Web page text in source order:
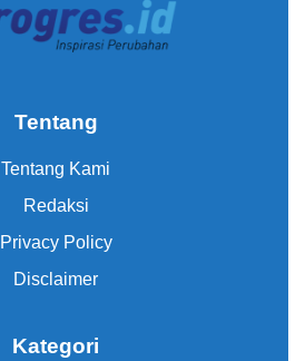
Tentang
Tentang Kami
Redaksi
Privacy Policy
Disclaimer
Kategori